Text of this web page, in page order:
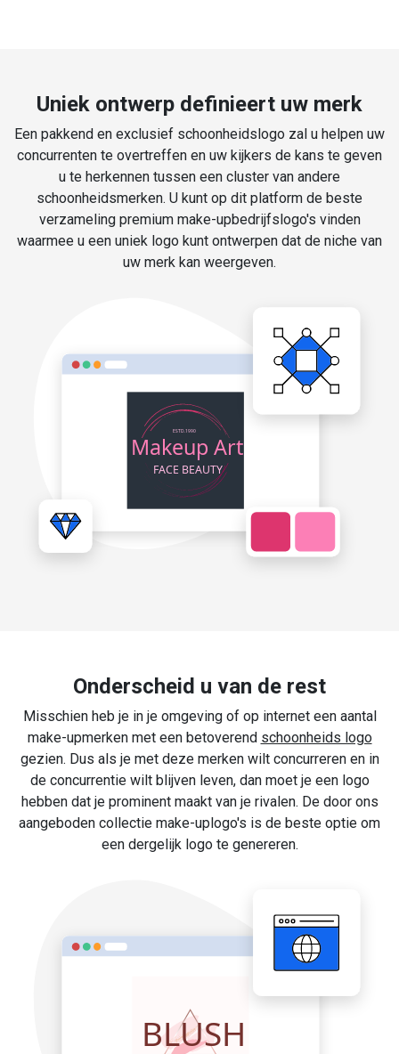
Uniek ontwerp definieert uw merk
Een pakkend en exclusief schoonheidslogo zal u helpen uw
concurrenten te overtreffen en uw kijkers de kans te geven
u te herkennen tussen een cluster van andere
schoonheidsmerken. U kunt op dit platform de beste
verzameling premium make-upbedrijfslogo's vinden
waarmee u een uniek logo kunt ontwerpen dat de niche van
uw merk kan weergeven.
Onderscheid u van de rest
Misschien heb je in je omgeving of op internet een aantal
make-upmerken met een betoverend schoonheids logo
gezien. Dus als je met deze merken wilt concurreren en in
de concurrentie wilt blijven leven, dan moet je een logo
hebben dat je prominent maakt van je rivalen. De door ons
aangeboden collectie make-uplogo's is de beste optie om
een dergelijk logo te genereren.